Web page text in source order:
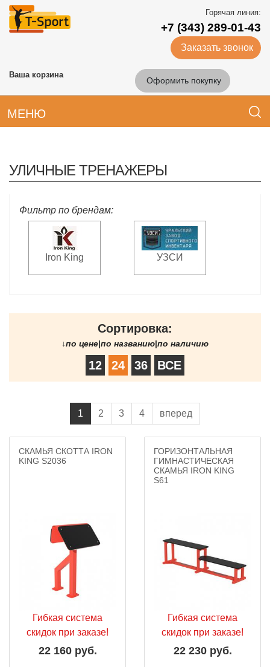
Горячая линия:
+7 (343) 289-01-43
Заказать звонок
Ваша корзина
Оформить покупку
МЕНЮ
УЛИЧНЫЕ ТРЕНАЖЕРЫ
Фильтр по брендам:
Iron King УЗСИ
Сортировка:
↓по цене|по названию|по наличию
12 24 36 ВСЕ
1 2 3 4 вперед
СКАМЬЯ СКОТТА IRON
KING S2036
Гибкая система
скидок при заказе!
22 160 руб.
ГОРИЗОНТАЛЬНАЯ
ГИМНАСТИЧЕСКАЯ
СКАМЬЯ IRON KING
S61
Гибкая система
скидок при заказе!
22 230 руб.